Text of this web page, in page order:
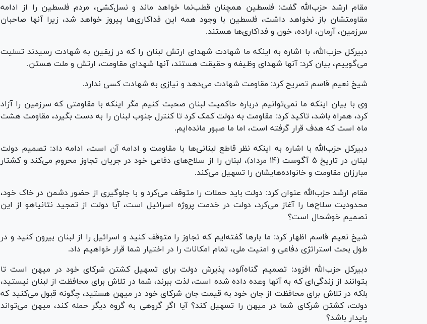
مقام ارشد حزب‌الله گفت: فلسطین همچنان قطب‌نما خواهد ماند و نسل‌کشی، مردم فلسطین را از ادامه
مقاومتشان باز نخواهد داشت، فلسطین با وجود همه این فداکاری‌ها پیروز خواهد شد، زیرا آنها صاحبان
سرزمین، آرمان، اراده، خون و فداکاری‌ها هستند.
دبیرکل حزب‌الله، با اشاره به اینکه ما شهادت شهدای ارتش لبنان را که در زبقین به شهادت رسیدند تسلیت
می‌گوییم، بیان کرد: آنها شهدای وظیفه و حقیقت هستند، آنها شهدای مقاومت، ارتش و ملت هستن.
شیخ نعیم قاسم تصریح کرد: مقاومت شهادت می‌دهد و نیازی به شهادت کسی ندارد.
وی با بیان اینکه ما نمی‌توانیم درباره حاکمیت لبنان صحبت کنیم مگر اینکه با مقاومتی که سرزمین را آزاد
کرد، همراه باشد، تاکید کرد: مقاومت به دولت کمک کرد تا کنترل جنوب لبنان را به دست بگیرد، مقاومت هشت
ماه است که هدف قرار گرفته است، اما ما صبور مانده‌ایم.
دبیرکل حزب‌الله با اشاره به اینکه نظر قاطع لبنانی‌ها با مقاومت و ادامه آن است، ادامه داد: تصمیم دولت
لبنان در تاریخ ۵ آگوست (۱۴ مرداد)، لبنان را از سلاح‌های دفاعی خود در جریان تجاوز محروم می‌کند و کشتار
مبارزان مقاومت و خانواده‌هایشان را تسهیل می‌کند.
مقام ارشد حزب‌الله عنوان کرد: دولت باید حملات را متوقف می‌کرد و با جلوگیری از حضور دشمن در خاک خود،
محدودیت سلاح‌ها را آغاز می‌کرد، دولت در خدمت پروژه اسرائیل است، آیا دولت از تمجید نتانیاهو از این
تصمیم خوشحال است؟
شیخ نعیم قاسم اظهار کرد: ما بار‌ها گفته‌ایم که تجاوز را متوقف کنید و اسرائیل را از لبنان بیرون کنید و در
طول بحث استراتژی دفاعی و امنیت ملی، تمام امکانات را در اختیار شما قرار خواهیم داد.
دبیرکل حزب‌الله افزود: تصمیم گناه‌آلود، پذیرش دولت برای تسهیل کشتن شرکای خود در میهن است تا
بتوانند از زندگی‌ای که به آنها وعده داده شده است، لذت ببرند، شما در تلاش برای محافظت از لبنان نیستید،
بلکه در تلاش برای محافظت از جان خود به قیمت جان شرکای خود در میهن هستید، چگونه قبول می‌کنید که
دولت، کشتن شرکای شما در میهن را تسهیل کند؟ آیا اگر گروهی به گروه دیگر حمله کند، میهن می‌تواند
پایدار باشد؟